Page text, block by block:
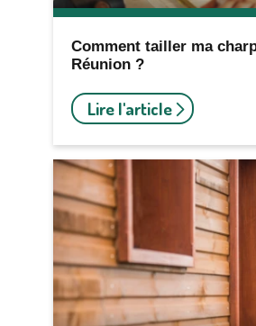
Comment tailler ma
Réunion ?
Lire l'article